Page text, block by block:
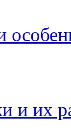
и их